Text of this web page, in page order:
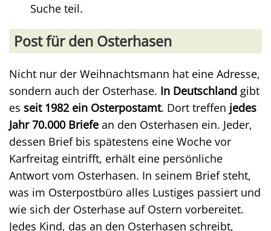
Suche teil.
Post für den Osterhasen
Nicht nur der Weihnachtsmann hat eine Adresse,
sondern auch der Osterhase. In Deutschland gibt
es seit 1982 ein Osterpostamt. Dort treffen jedes
Jahr 70.000 Briefe an den Osterhasen ein. Jeder,
dessen Brief bis spätestens eine Woche vor
Karfreitag eintrifft, erhält eine persönliche
Antwort vom Osterhasen. In seinem Brief steht,
was im Osterpostbüro alles Lustiges passiert und
wie sich der Osterhase auf Ostern vorbereitet.
Jedes Kind, das an den Osterhasen schreibt,